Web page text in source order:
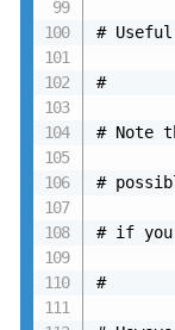
#
#
# Note
#
# if you
#